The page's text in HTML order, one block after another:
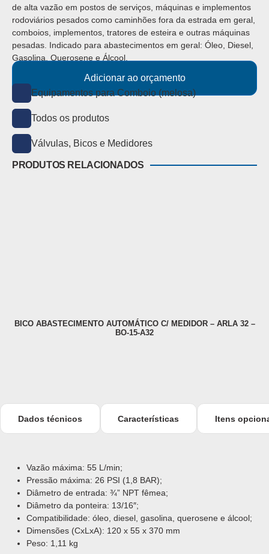
de alta vazão em postos de serviços, máquinas e implementos
rodoviários pesados como caminhões fora da estrada em geral,
comboios, implementos, tratores de esteira e outras máquinas
pesadas. Indicado para abastecimentos em geral: Óleo, Diesel,
Gasolina, Querosene e Álcool.
Adicionar ao orçamento
Equipamentos para Comboio (melosa)
Todos os produtos
Válvulas, Bicos e Medidores
PRODUTOS RELACIONADOS
BICO ABASTECIMENTO AUTOMÁTICO C/ MEDIDOR – ARLA 32 –
BO-15-A32
Dados técnicos Características Itens
Vazão máxima: 55 L/min;
Pressão máxima: 26 PSI (1,8 BAR);
Diâmetro de entrada: ¾” NPT fêmea;
Diâmetro da ponteira: 13/16″;
Compatibilidade: óleo, diesel, gasolina, querosene e álcool;
Dimensões (CxLxA): 120 x 55 x 370 mm
Peso: 1,11 kg